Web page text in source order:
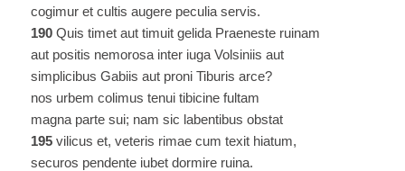
cogimur et cultis augere peculia servis.
190Quis timet aut timuit gelida Praeneste ruinam
aut positis nemorosa inter iuga Volsiniis aut
simplicibus Gabiis aut proni Tiburis arce?
nos urbem colimus tenui tibicine fultam
magna parte sui; nam sic labentibus obstat
195vilicus et, veteris rimae cum texit hiatum,
securos pendente iubet dormire ruina.